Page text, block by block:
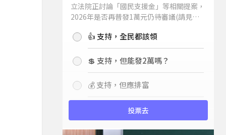
立法院正討論「國民支援金」等相關提案，
2026年是否再普發1萬元仍待審議(請見下
持嗎？👍 支持，全民都該領
💲 支持，但能發2萬嗎？
💰 支持，但應排富
投票去